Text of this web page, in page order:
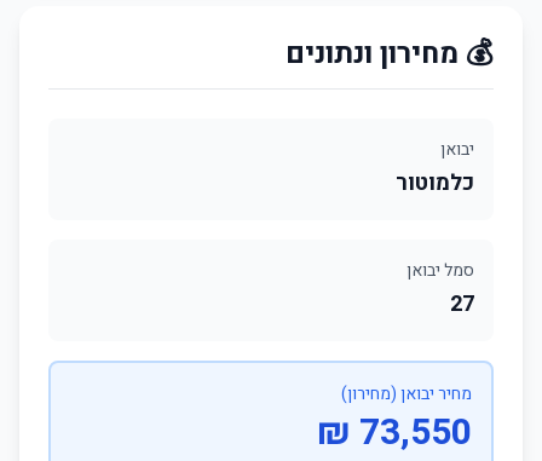
💰 מחירון ונתונים
יבואן
כלמוטור
סמל יבואן
27
מחיר יבואן (מחירון)
73,550 ₪